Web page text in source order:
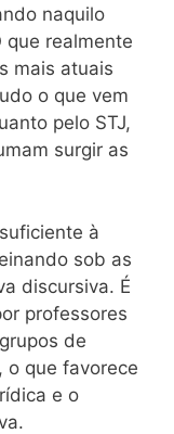
naquilo
que realmente
mais atuais
o que vem
pelo STJ,
surgir as
à
sob as
discursiva. É
professores
de
o que favorece
e o